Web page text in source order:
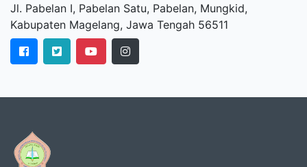
Jl. Pabelan I, Pabelan Satu, Pabelan, Mungkid,
Kabupaten Magelang, Jawa Tengah 56511